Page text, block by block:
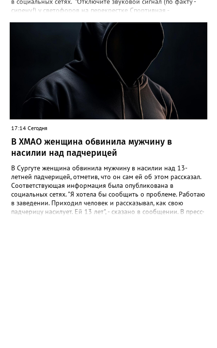
сирену!) у светофоров на перекрестке Спортивная -
врубается на ночь! Он мешает спать жителям всех
близлежащих домов! Мало нам по ночам шума от питбайкеров
и авто, чтобы еще из-за вашей свистелки страдать", - сказано в
сообщении. В МБУ "Управление по дорожному хозяйству и
благоустройству" Нижневартовска корреспонденту
Gorod3466.ru сообщили, что звуковые оповещатели на
светофорных объектах оборудованы в соответствии с ГОСТ,
при согласовании с обществом слепых. "Их наличие строго
контролируется прокуратурой. В ночное время они не
работают. Корректировка громкости проводится по мере
возможности", - подчеркнули в учреждении.
17:14 Сегодня
В ХМАО женщина обвинила мужчину в
насилии над падчерицей
В Сургуте женщина обвинила мужчину в насилии над 13-
летней падчерицей, отметив, что он сам ей об этом рассказал.
Соответствующая информация была опубликована в
социальных сетях. "Я хотела бы сообщить о проблеме. Работаю
в заведении. Приходил человек и рассказывал, как свою
падчерицу насилует. Ей 13 лет", - сказано в сообщении. В пресс-